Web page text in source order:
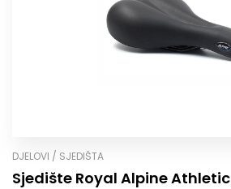
DJELOVI / SJEDIŠTA
Sjedište Royal Alpine Athletic